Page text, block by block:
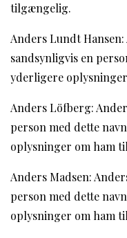
tilgængelig.
Anders Lundt
sandsynligvis en
yderligere
Anders Löfberg:
person med dette
oplysninger om ham
Anders Madsen:
person med dette
oplysninger om ham